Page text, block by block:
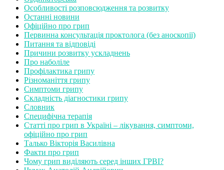
Особливості розповсюдження та розвитку
Останні новини
Офіційно про грип
Первинна консультація проктолога (без аноскопії)
Питання та відповіді
Причини розвитку ускладнень
Про наболіле
Профілактика грипу
Різноманіття грипу
Симптоми грипу
Складність діагностики грипу
Словник
Специфічна терапія
Статті про грип в Україні – лікування, симптоми,
офіційно про грип
Талько Вікторія Василівна
Факти про грип
Чому грип виділяють серед інших ГРВІ?